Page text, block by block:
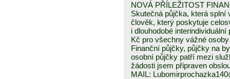
NOVÁ PŘÍLEŽITOST
Skutečná půjčka, která
člověk, který poskytuje
i dlouhodobé
Kč pro všechny vážné
Finanční půjčky, půjčky na
osobní půjčky patří mezi
žádosti jsem připraven
MAIL: